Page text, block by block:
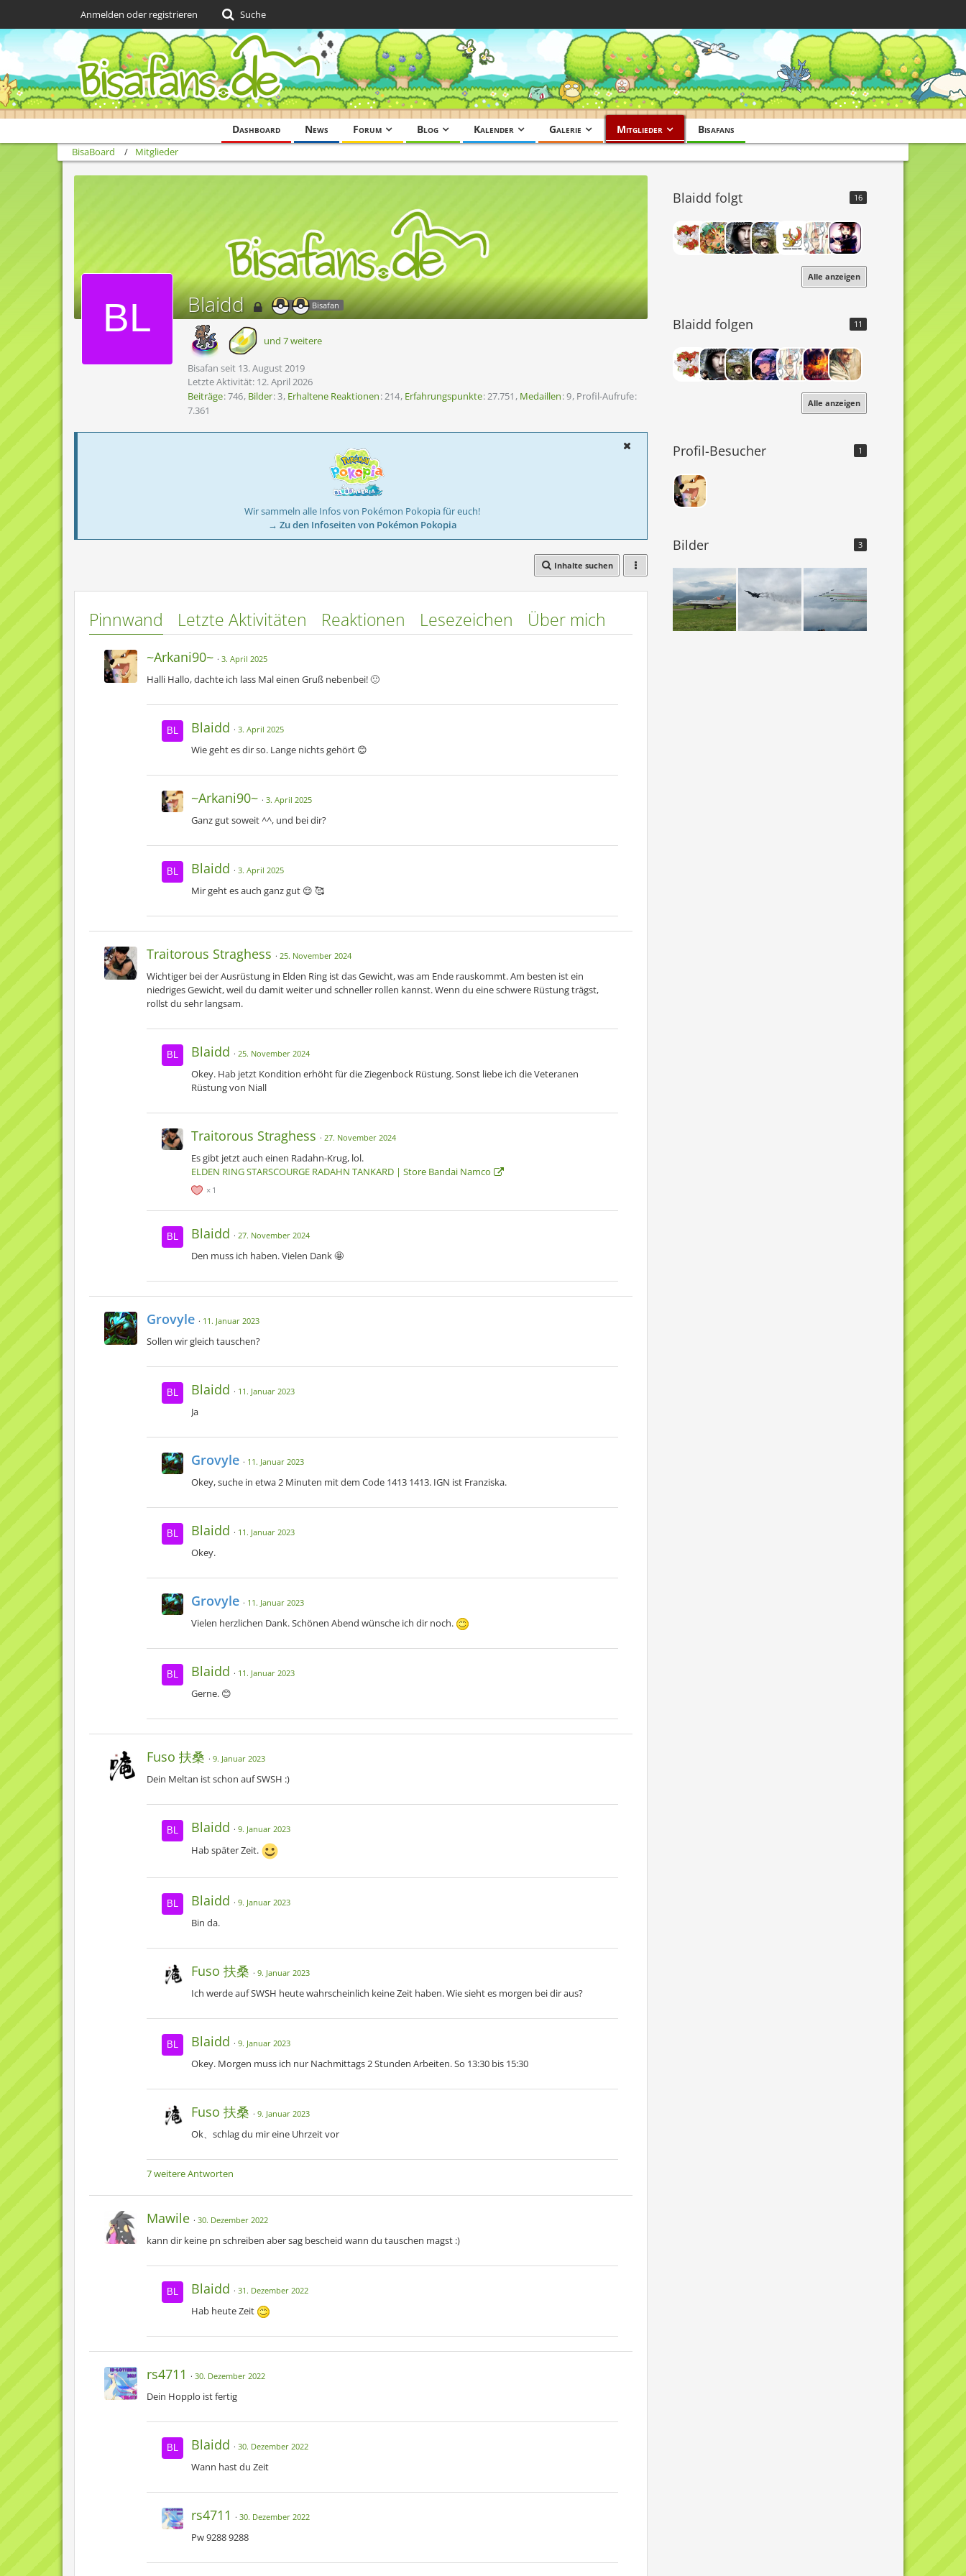
Dashboard News Forum Blog Kalender Galerie Mitglieder Bisafans
Anmelden oder registrieren Suche
BisaBoard Mitglieder
Blaidd Bisafan
und 7 weitere
Bisafan seit 13. August 2019
Letzte Aktivität: 12. April 2026
Beiträge 746 Bilder 3 Erhaltene Reaktionen 214 Erfahrungspunkte 27.751 Medaillen 9 Profil-Aufrufe
7.361
Wir sammeln alle Infos von Pokémon Pokopia für euch!
→ Zu den Infoseiten von Pokémon Pokopia
Inhalte suchen
Pinnwand Letzte Aktivitäten Reaktionen Lesezeichen Über mich
~Arkani90~ 3. April 2025
Halli Hallo, dachte ich lass Mal einen Gruß nebenbei! 🙂
Blaidd 3. April 2025
Wie geht es dir so. Lange nichts gehört 😊
~Arkani90~ 3. April 2025
Ganz gut soweit ^^, und bei dir?
Blaidd 3. April 2025
Mir geht es auch ganz gut 😌 🥰
Traitorous Straghess 25. November 2024
Wichtiger bei der Ausrüstung in Elden Ring ist das Gewicht, was am Ende rauskommt. Am besten ist ein
niedriges Gewicht, weil du damit weiter und schneller rollen kannst. Wenn du eine schwere Rüstung trägst,
rollst du sehr langsam.
Blaidd 25. November 2024
Okey. Hab jetzt Kondition erhöht für die Ziegenbock Rüstung. Sonst liebe ich die Veteranen
Rüstung von Niall
Traitorous Straghess 27. November 2024
Es gibt jetzt auch einen Radahn-Krug, lol.
ELDEN RING STARSCOURGE RADAHN TANKARD | Store Bandai Namco
1
Blaidd 27. November 2024
Den muss ich haben. Vielen Dank 🤩
Grovyle 11. Januar 2023
Sollen wir gleich tauschen?
Blaidd 11. Januar 2023
Ja
Grovyle 11. Januar 2023
Okey, suche in etwa 2 Minuten mit dem Code 1413 1413. IGN ist Franziska.
Blaidd 11. Januar 2023
Okey.
Grovyle 11. Januar 2023
Vielen herzlichen Dank. Schönen Abend wünsche ich dir noch.
Blaidd 11. Januar 2023
Gerne. 😊
Fuso 扶桑 9. Januar 2023
Dein Meltan ist schon auf SWSH :)
Blaidd 9. Januar 2023
Hab später Zeit.
Blaidd 9. Januar 2023
Bin da.
Fuso 扶桑 9. Januar 2023
Ich werde auf SWSH heute wahrscheinlich keine Zeit haben. Wie sieht es morgen bei dir aus?
Blaidd 9. Januar 2023
Okey. Morgen muss ich nur Nachmittags 2 Stunden Arbeiten. So 13:30 bis 15:30
Fuso 扶桑 9. Januar 2023
Ok、schlag du mir eine Uhrzeit vor
7 weitere Antworten
Mawile 30. Dezember 2022
kann dir keine pn schreiben aber sag bescheid wann du tauschen magst :)
Blaidd 31. Dezember 2022
Hab heute Zeit
rs4711 30. Dezember 2022
Dein Hopplo ist fertig
Blaidd 30. Dezember 2022
Wann hast du Zeit
rs4711 30. Dezember 2022
Pw 9288 9288
Blaidd folgt 16
Alle anzeigen
Blaidd folgen 11
Alle anzeigen
Profil-Besucher 1
Bilder 3